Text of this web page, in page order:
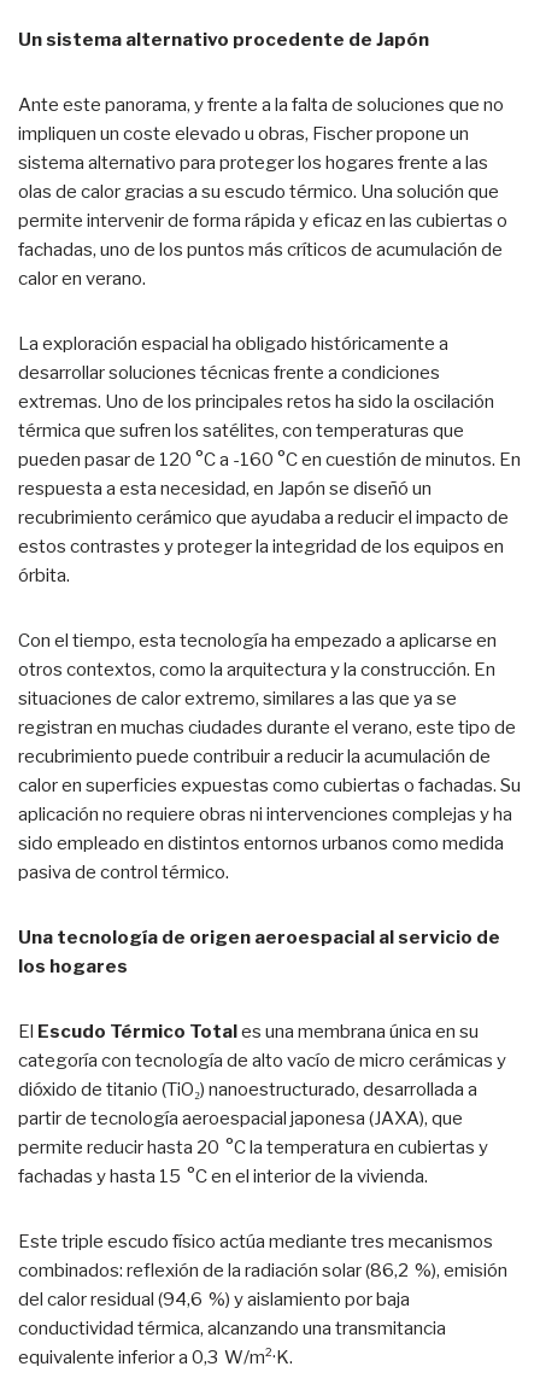
Un sistema alternativo procedente de Japón
Ante este panorama, y frente a la falta de soluciones que no
impliquen un coste elevado u obras, Fischer propone un
sistema alternativo para proteger los hogares frente a las
olas de calor gracias a su escudo térmico. Una solución que
permite intervenir de forma rápida y eficaz en las cubiertas o
fachadas, uno de los puntos más críticos de acumulación de
calor en verano.
La exploración espacial ha obligado históricamente a
desarrollar soluciones técnicas frente a condiciones
extremas. Uno de los principales retos ha sido la oscilación
térmica que sufren los satélites, con temperaturas que
pueden pasar de 120 °C a -160 °C en cuestión de minutos. En
respuesta a esta necesidad, en Japón se diseñó un
recubrimiento cerámico que ayudaba a reducir el impacto de
estos contrastes y proteger la integridad de los equipos en
órbita.
Con el tiempo, esta tecnología ha empezado a aplicarse en
otros contextos, como la arquitectura y la construcción. En
situaciones de calor extremo, similares a las que ya se
registran en muchas ciudades durante el verano, este tipo de
recubrimiento puede contribuir a reducir la acumulación de
calor en superficies expuestas como cubiertas o fachadas. Su
aplicación no requiere obras ni intervenciones complejas y ha
sido empleado en distintos entornos urbanos como medida
pasiva de control térmico.
Una tecnología de origen aeroespacial al servicio de
los hogares
El Escudo Térmico Totales una membrana única en su
categoría con tecnología de alto vacío de micro cerámicas y
dióxido de titanio (TiO₂) nanoestructurado, desarrollada a
partir de tecnología aeroespacial japonesa (JAXA), que
permite reducir hasta 20 °C la temperatura en cubiertas y
fachadas y hasta 15 °C en el interior de la vivienda.
Este triple escudo físico actúa mediante tres mecanismos
combinados: reflexión de la radiación solar (86,2 %), emisión
del calor residual (94,6 %) y aislamiento por baja
conductividad térmica, alcanzando una transmitancia
equivalente inferior a 0,3 W/m²·K.